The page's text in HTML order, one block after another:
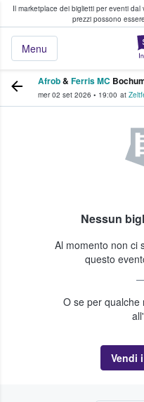
Il marketplace dei biglietti per eventi dal
prezzi possono
Menu
fan comprano e
Afrob& Ferris MC
mer 02 set 2026 • 19:00 at
Nessun
Al momento non ci
questo
O se per qualche
Vendi